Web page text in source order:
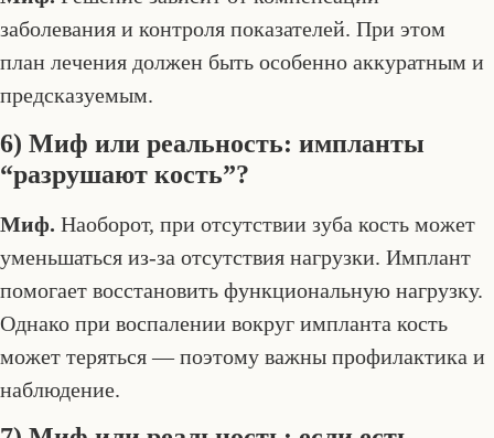
заболевания и контроля показателей. При этом
план лечения должен быть особенно аккуратным и
предсказуемым.
6) Миф или реальность: импланты
“разрушают кость”?
Миф. Наоборот, при отсутствии зуба кость может
уменьшаться из-за отсутствия нагрузки. Имплант
помогает восстановить функциональную нагрузку.
Однако при воспалении вокруг импланта кость
может теряться — поэтому важны профилактика и
наблюдение.